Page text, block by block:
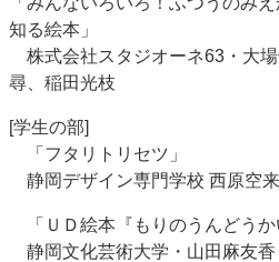
知る絵本」
株式会社スタジオーネ63・大
尋、稲田光枝
[学生の部]
「フタリトリセツ」
静岡デザイン専門学校 西原空
「ＵＤ絵本『もりのうんどうか
静岡文化芸術大学・山田麻友香